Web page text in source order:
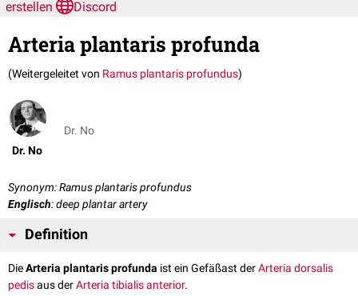
erstellen
Discord
Arteria plantaris profunda
(Weitergeleitet von Ramus plantaris profundus)
Dr. No
Dr. No
Synonym: Ramus plantaris profundus
Englisch: deep plantar artery
Definition
DieArteria plantaris profunda ist ein Gefäßast derArteria dorsalis
pedisaus derArteria tibialis anterior.